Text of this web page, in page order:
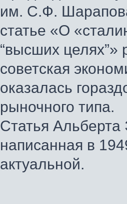
им. С.Ф.
статье «О
“высших целях”»
советская
оказалась
рыночного типа.
Статья
написанная в
актуальной.